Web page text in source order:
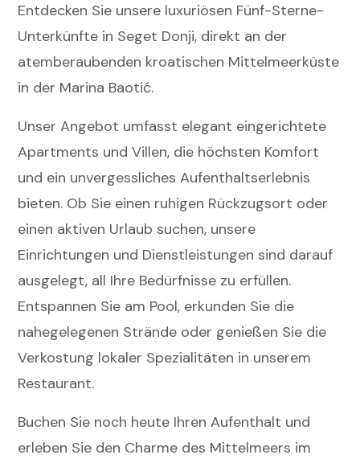
Entdecken Sie unsere luxuriösen Fünf-Sterne-
Unterkünfte in Seget Donji, direkt an der
atemberaubenden kroatischen Mittelmeerküste
in der Marina Baotić.
Unser Angebot umfasst elegant eingerichtete
Apartments und Villen, die höchsten Komfort
und ein unvergessliches Aufenthaltserlebnis
bieten. Ob Sie einen ruhigen Rückzugsort oder
einen aktiven Urlaub suchen, unsere
Einrichtungen und Dienstleistungen sind darauf
ausgelegt, all Ihre Bedürfnisse zu erfüllen.
Entspannen Sie am Pool, erkunden Sie die
nahegelegenen Strände oder genießen Sie die
Verkostung lokaler Spezialitäten in unserem
Restaurant.
Buchen Sie noch heute Ihren Aufenthalt und
erleben Sie den Charme des Mittelmeers im